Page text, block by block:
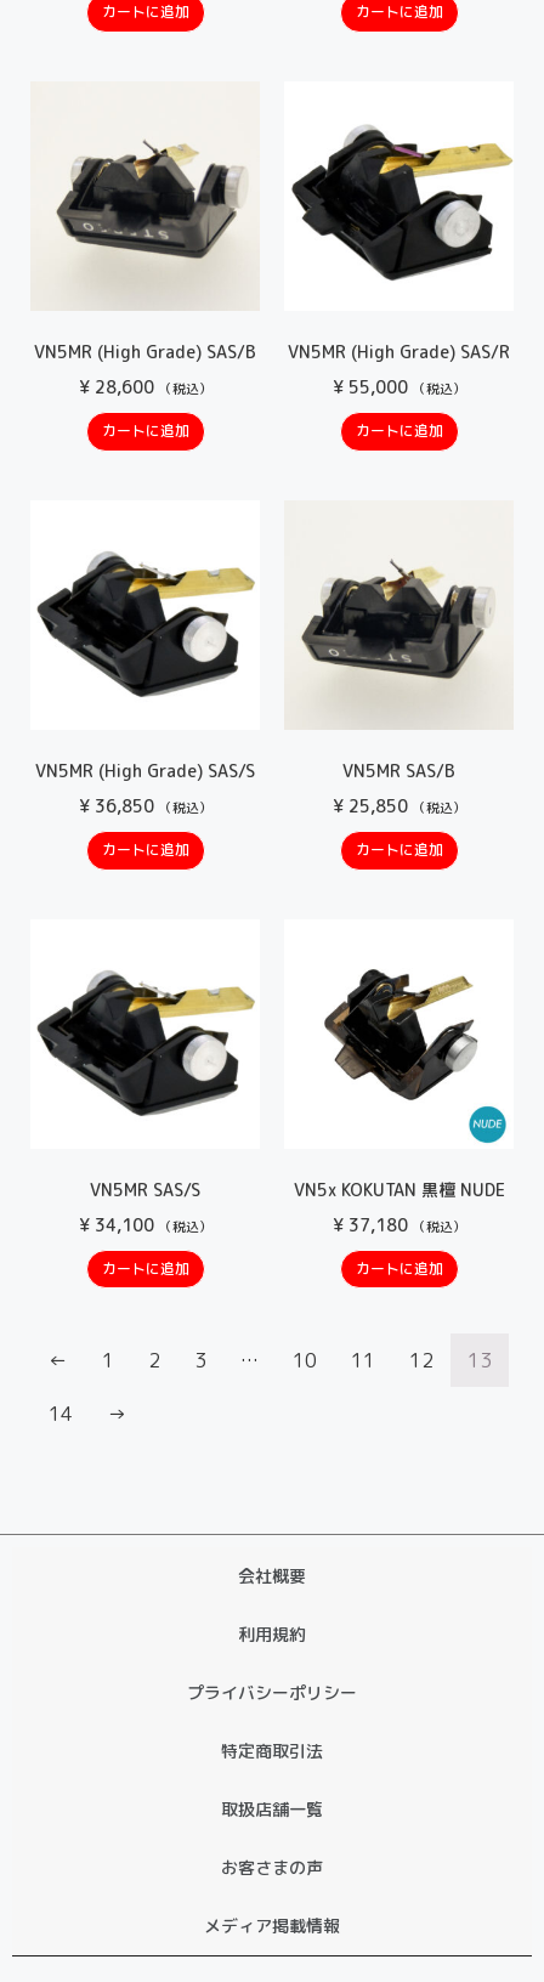
カートに追加 カートに追加
VN5MR (High Grade) SAS/B
¥28,600 （税込）
カートに追加
VN5MR (High Grade) SAS/R
¥55,000 （税込）
カートに追加
VN5MR (High Grade) SAS/S
¥36,850 （税込）
カートに追加
VN5MR SAS/B
¥25,850 （税込）
カートに追加
VN5MR SAS/S
¥34,100 （税込）
カートに追加
VN5x KOKUTAN 黒檀 NUDE
¥37,180 （税込）
カートに追加
← 1 2 3 … 10 11 12
13
14
→
会社概要
利用規約
プライバシーポリシー
特定商取引法
取扱店舗一覧
お客さまの声
メディア掲載情報